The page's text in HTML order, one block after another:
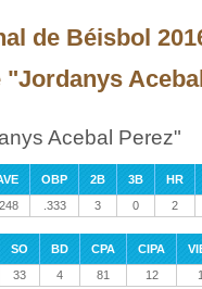
de Béisbol
Acebal Perez"
OBP 2B 3B HR
.248 .333 3 0 2
SO BD CPA CIPA
33 4 81 12 1